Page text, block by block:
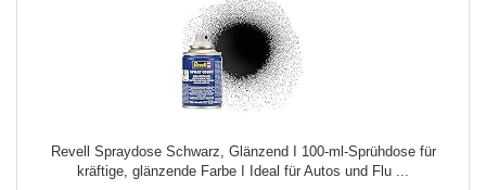
Revell Spraydose Schwarz, Glänzend I 100-ml-Sprühdose für
kräftige, glänzende Farbe I Ideal für Autos und Flu ...